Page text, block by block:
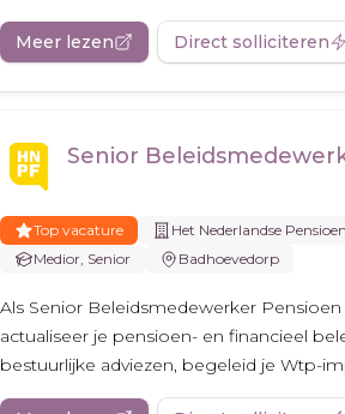
Meer lezen Direct solliciteren
Senior
Top vacature Het Nederlandse
Medior, Senior
Badhoevedorp
Als Senior Beleidsmedewerker
actualiseer je pensioen- en financieel
bestuurlijke adviezen, begeleid je Wtp-